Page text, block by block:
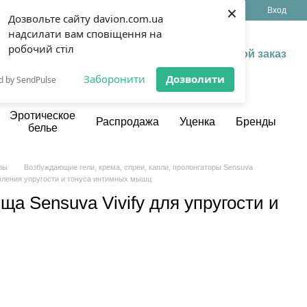
Дозвольте сайту davion.com.ua
надсилати вам сповіщення на
робочий стіл
by SendPulse Заборонити Дозволити
×
УкрРус Вход
Мой заказ
Эротическое
белье
Распродажа Уценка Бренды
Возбуждающие гели, крема, спреи, капли, пролонгаторы Sensuva
упругости и тонуса интимных мышц
Sensuva Vivify для упругости и